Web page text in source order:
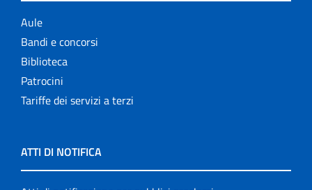
Aule
Bandi e concorsi
Biblioteca
Patrocini
Tariffe dei servizi a terzi
ATTI DI NOTIFICA